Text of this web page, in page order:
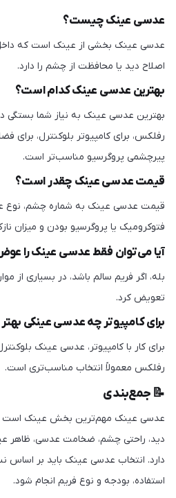
عدسی عینک چیست؟
عدسی عینک بخشی از عینک است که داخل
اصلاح دید یا محافظت از چشم را دارد.
بهترین عدسی عینک کدام است؟
بهترین عدسی عینک به نیاز شما بستگی
رفلکس، برای کامپیوتر بلوکنترل، برای
پیرچشمی پروگرسیو مناسب‌تر است.
قیمت عدسی عینک چقدر است؟
قیمت عدسی عینک به شماره چشم، نوع
فتوکرومیک یا پروگرسیو بودن و میزان
آیا می‌توان فقط عدسی عینک را
بله، اگر فریم سالم باشد، در بسیاری از
تعویض کرد.
برای کامپیوتر چه عدسی عینکی
برای کار با کامپیوتر، عدسی عینک
رفلکس معمولاً انتخاب مناسب‌تری است.
📝 جمع‌بندی
عدسی عینک مهم‌ترین بخش عینک است
دید، راحتی چشم، ضخامت عدسی، ظاهر
دارد. انتخاب عدسی عینک باید بر
استفاده، بودجه و نوع فریم انجام شود.